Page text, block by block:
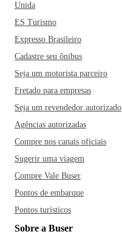
Unida
ES Turismo
Expresso Brasileiro
Cadastre seu ônibus
Seja um motorista parceiro
Fretado para empresas
Seja um revendedor autorizado
Agências autorizadas
Compre nos canais oficiais
Sugerir uma viagem
Compre Vale Buser
Pontos de embarque
Pontos turísticos
Sobre a Buser